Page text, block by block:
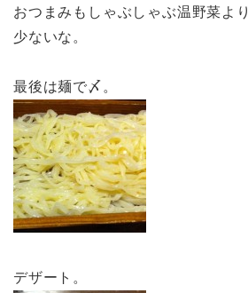
おつまみもしゃぶしゃぶ温野菜より
少ないな。
最後は麺で〆。
デザート。